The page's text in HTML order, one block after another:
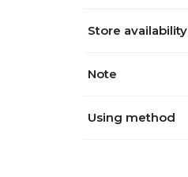
Store availability
Note
Using method